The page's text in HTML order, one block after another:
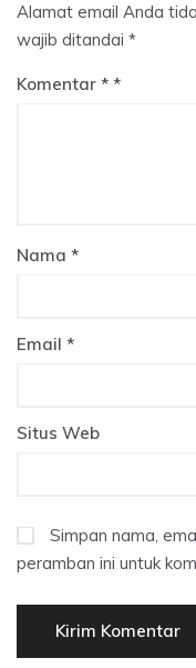
Alamat email Anda
wajib ditandai *
Komentar *
Nama *
Email *
Situs Web
Simpan nama,
peramban ini untuk